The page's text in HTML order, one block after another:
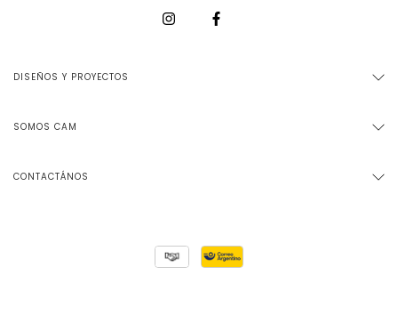
DISEÑOS Y PROYECTOS
SOMOS CAM
CONTACTÁNOS